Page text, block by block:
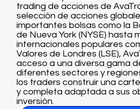
trading de acciones de
selección de acciones
importantes bolsas como la
de Nueva York (NYSE) hasta
internacionales populares
Valores de Londres (LSE),
acceso a una diversa gama
diferentes sectores y
los traders construir una
y completa adaptada a sus
inversión.